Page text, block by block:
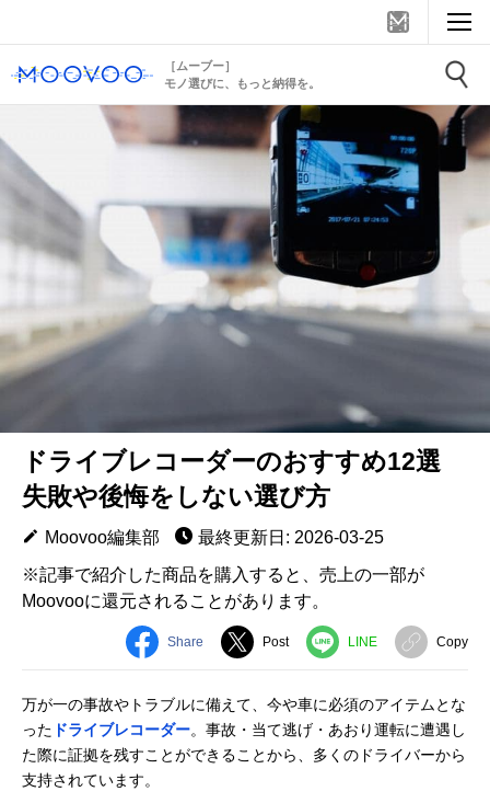
［ムーブー］
モノ選びに、もっと納得を。
ドライブレコーダーのおすすめ12選
失敗や後悔をしない選び方
Moovoo編集部
最終更新日: 2026-03-25
※記事で紹介した商品を購入すると、売上の一部が
Moovooに還元されることがあります。
Share Post LINE Copy
万が一の事故やトラブルに備えて、今や車に必須のアイテムとな
った ドライブレコーダー。事故・当て逃げ・あおり運転に遭遇し
た際に証拠を残すことができることから、多くのドライバーから
支持されています。